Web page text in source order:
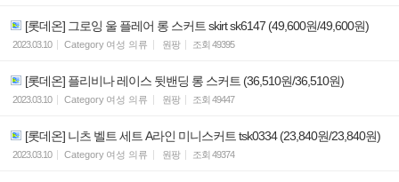
[롯데온] 그로잉 울 플레어 롱 스커트 skirt sk6147 (49,600원/49,600원)
2023.03.10 Category 여성 의류 원팡 조회 49395
[롯데온] 플리비나 레이스 뒷밴딩 롱 스커트 (36,510원/36,510원)
2023.03.10 Category 여성 의류 원팡 조회 49447
[롯데온] 니츠 벨트 세트 A라인 미니스커트 tsk0334 (23,840원/23,840원)
2023.03.10 Category 여성 의류 원팡 조회 49374